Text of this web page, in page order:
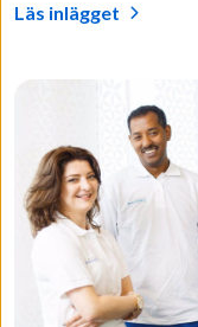
Läs inlägget